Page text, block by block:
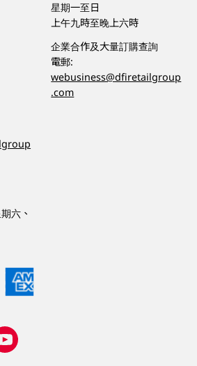
六、
星期一至日
上午九時至晚上六時
企業合作及大量訂購查詢
電郵:
webusiness@dfiretailgroup
.com